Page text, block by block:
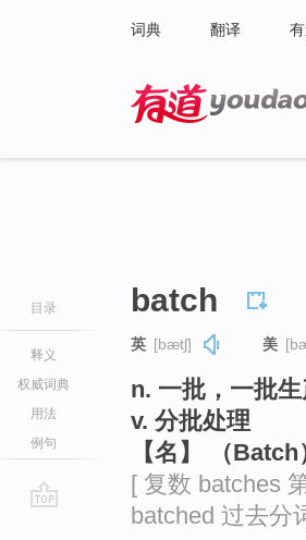
词典 翻译
目录
释义
权威词典
用法
例句
batch
英 [bætʃ] 美
n. 一批，一批
v. 分批处理
【名】 （
[ 复数 batches
batched 过去分